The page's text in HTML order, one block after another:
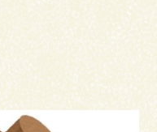
パーツギャラリー